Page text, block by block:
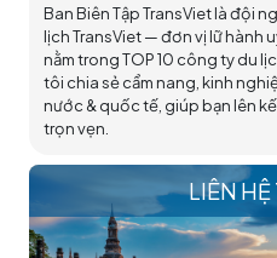
Ban Biên Tập TransViet là đội
lịch TransViet — đơn vị lữ hành
nằm trong TOP 10 công ty du
tôi chia sẻ cẩm nang, kinh
nước & quốc tế, giúp bạn lên
trọn vẹn.
LIÊN HỆ